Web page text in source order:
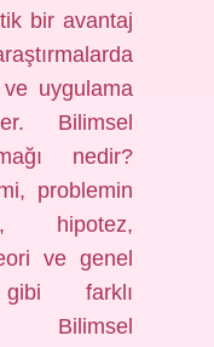
bir avantaj
uygulama
Bilimsel
nedir?
problemin
hipotez,
ve genel
farklı
Bilimsel